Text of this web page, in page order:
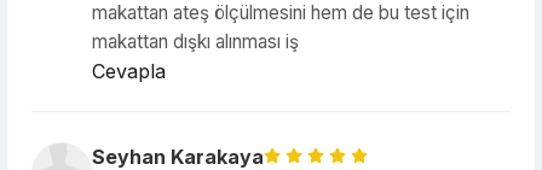
makattan ateş ölçülmesini hem de bu test için
makattan dışkı alınması iş
Cevapla
Seyhan Karakaya